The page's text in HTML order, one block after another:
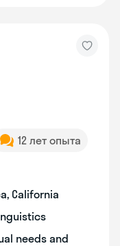
12 лет опыта
California
needs and